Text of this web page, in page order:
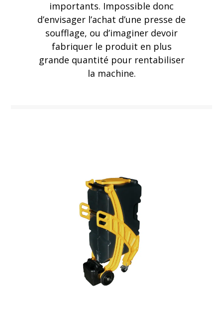
importants. Impossible donc
d’envisager l’achat d’une presse de
soufflage, ou d’imaginer devoir
fabriquer le produit en plus
grande quantité pour rentabiliser
la machine.